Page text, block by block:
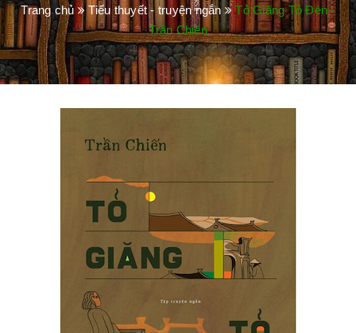
Trang chủ Tiểu thuyết - truyện ngắn
Tỏ Giăng Tỏ Đèn -
Trần Chiến